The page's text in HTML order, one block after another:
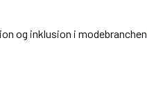
og inklusion i modebranchen.